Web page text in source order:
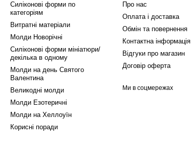
Силіконові форми по
категоріям
Витратні матеріали
Mолди Новорічні
Силіконові форми мініатюри/
декілька в одному
Молди на день Святого
Валентина
Великодні молди
Молди Езотеричні
Молди на Хеллоуїн
Корисні поради
Про нас
Оплата і доставка
Обмін та повернення
Контактна інформація
Відгуки про магазин
Договір оферта
Ми в соцмережах